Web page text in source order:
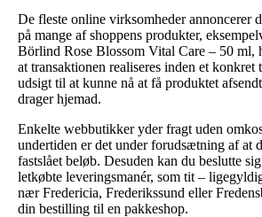
De fleste online virksomheder annoncerer
på mange af shoppens produkter,
Börlind Rose Blossom Vital Care – 50 ml,
at transaktionen realiseres inden et konkret
udsigt til at kunne nå at få produktet
drager hjemad.
Enkelte webbutikker yder fragt uden
undertiden er det under forudsætning af at
fastslået beløb. Desuden kan du beslutte
letkøbte leveringsmanér, som tit –
nær Fredericia, Frederikssund eller
din bestilling til en pakkeshop.